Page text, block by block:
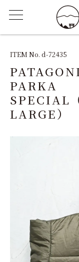
FEATURE
ARCHIVE
SOLD
ITEM No. d-72435
PARKA
SPECIAL
LARGE）